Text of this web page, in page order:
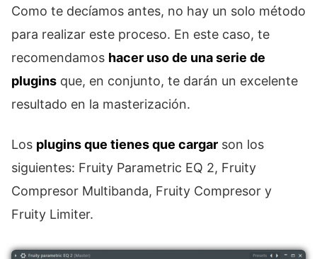
Como te decíamos antes, no hay un solo método
para realizar este proceso. En este caso, te
recomendamos hacer uso de una serie de
plugins que, en conjunto, te darán un excelente
resultado en la masterización.
Los plugins que tienes que cargar son los
siguientes: Fruity Parametric EQ 2, Fruity
Compresor Multibanda, Fruity Compresor y
Fruity Limiter.